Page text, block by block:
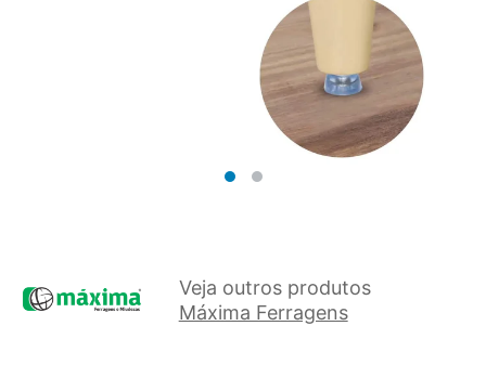
Veja outros produtos
Máxima Ferragens